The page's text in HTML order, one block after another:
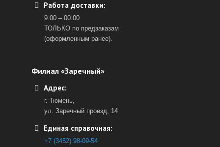
Работа доставки:
9:00 – 00:00
ТОЛЬКО по предзаказам
(оформленным ранее).
Филиал «Заречный»
Адрес:
г. Тюмень,
ул. Заречный проезд, 14
Единая справочная:
+7 (3452) 98-09-54